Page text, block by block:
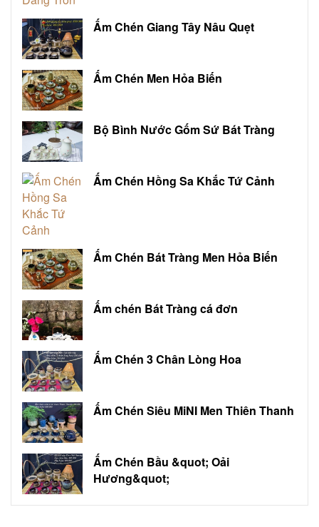
Ấm Chén Giang Tây Nâu Quẹt
Ấm Chén Men Hỏa Biến
Bộ Bình Nước Gốm Sứ Bát Tràng
Ấm Chén Hồng Sa Khắc Tứ Cảnh
Ấm Chén Bát Tràng Men Hỏa Biến
Ấm chén Bát Tràng cá đơn
Ấm Chén 3 Chân Lòng Hoa
Ấm Chén Siêu MiNI Men Thiên Thanh
Ấm Chén Bầu &quot; Oải
Hương&quot;